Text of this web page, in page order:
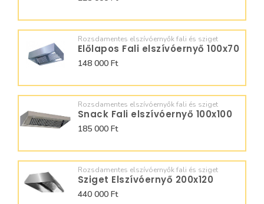
Rozsdamentes elszívóernyők fali és sziget
Előlapos Fali elszívóernyő 100x70
148 000 Ft
Rozsdamentes elszívóernyők fali és sziget
Snack Fali elszívóernyő 100x100
185 000 Ft
Rozsdamentes elszívóernyők fali és sziget
Sziget Elszívóernyő 200x120
440 000 Ft